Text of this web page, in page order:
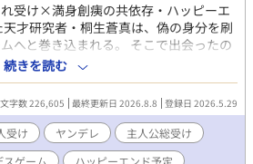
受け×満身創痍の共依存・ハッピーエ
才研究者・桐生蒼真は、偽の身分を刷
へと巻き込まれる。 そこで出会ったの
な男・神崎蓮。 誰にも心を許さない彼
な執着を見せ、執拗なほど守ろうとす
蒼真は思い出す。 人類を裏側から支配す
と真実。 そして神崎と蒼真の二人
していたことを。 近未来ダークBL ×
け 【ネタばれ注意・18禁シーンにつ
続きを読む
文字数 226,605 最終更新日 2026.8.8 登録日 2026.5.29
受け ヤンデレ
主人公総受け
スゲーム
ハッピーエンド予定